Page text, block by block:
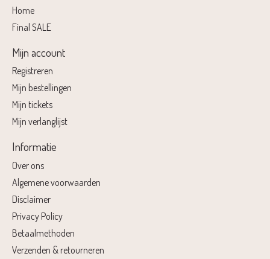
Home
Final SALE
Mijn account
Registreren
Mijn bestellingen
Mijn tickets
Mijn verlanglijst
Informatie
Over ons
Algemene voorwaarden
Disclaimer
Privacy Policy
Betaalmethoden
Verzenden & retourneren